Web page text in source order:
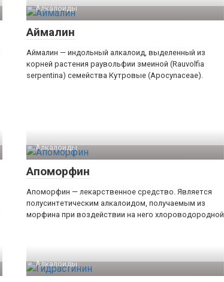
Алкалоиды
Аймалин
Аймалин — индольный алкалоид, выделенный из
корней растения раувольфии змеиной (Rauvolfia
serpentina) семейства Кутровые (Apocynaceae).
Алкалоиды
Апоморфин
Апоморфин — лекарственное средство. Является
полусинтетическим алкалоидом, получаемым из
морфина при воздействии на него хлороводородной
Алкалоиды